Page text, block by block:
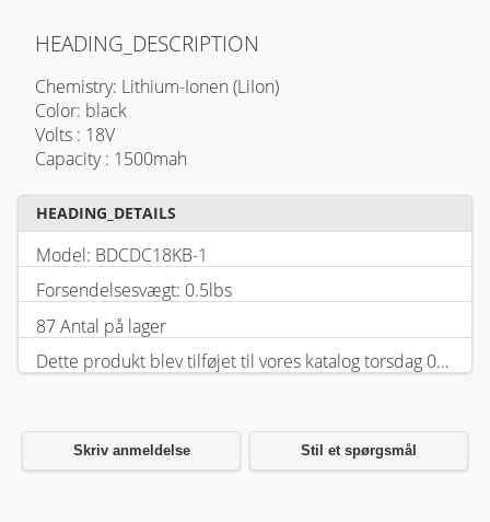
HEADING_DESCRIPTION
Chemistry: Lithium-Ionen (LiIon)
Color: black
Volts : 18V
Capacity : 1500mah
HEADING_DETAILS
Model: BDCDC18KB-1
Forsendelsesvægt: 0.5lbs
87 Antal på lager
Dette produkt blev tilføjet til vores katalog torsdag 05 februar, 2026.
Skriv anmeldelse Stil et spørgsmål